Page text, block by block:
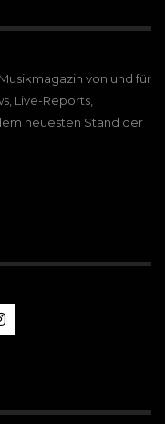
von und für
Live-Reports,
neuesten Stand der